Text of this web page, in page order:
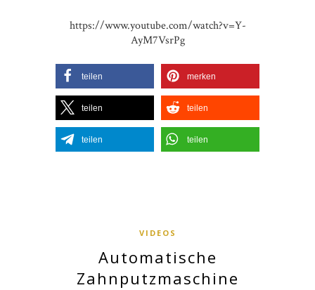
https://www.youtube.com/watch?v=Y-
AyM7VsrPg
teilen merken
teilen teilen
teilen teilen
VIDEOS
Automatische
Zahnputzmaschine